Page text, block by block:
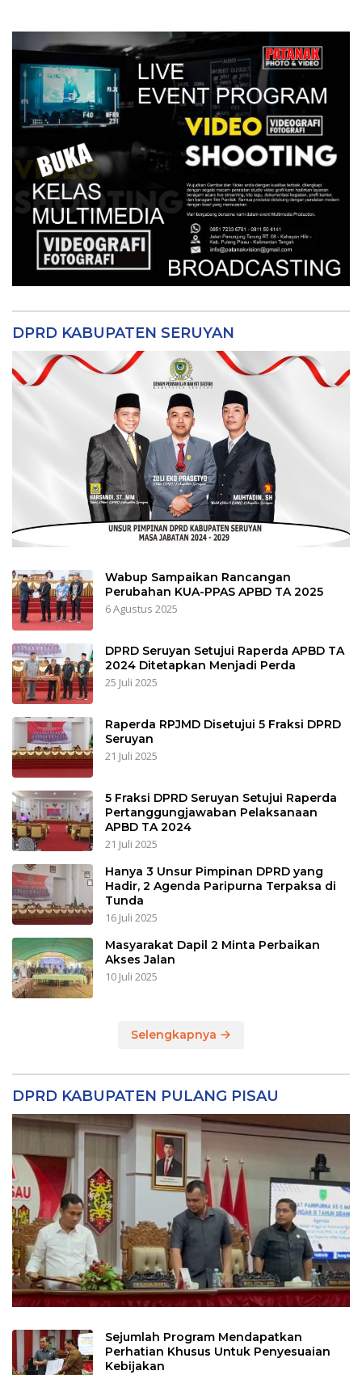
DPRD KABUPATEN SERUYAN
Wabup Sampaikan Rancangan
Perubahan KUA-PPAS APBD TA 2025
6 Agustus 2025
DPRD Seruyan Setujui Raperda APBD TA
2024 Ditetapkan Menjadi Perda
25 Juli 2025
Raperda RPJMD Disetujui 5 Fraksi DPRD
Seruyan
21 Juli 2025
5 Fraksi DPRD Seruyan Setujui Raperda
Pertanggungjawaban Pelaksanaan
APBD TA 2024
21 Juli 2025
Hanya 3 Unsur Pimpinan DPRD yang
Hadir, 2 Agenda Paripurna Terpaksa di
Tunda
16 Juli 2025
Masyarakat Dapil 2 Minta Perbaikan
Akses Jalan
10 Juli 2025
Selengkapnya
DPRD KABUPATEN PULANG PISAU
Sejumlah Program Mendapatkan
Perhatian Khusus Untuk Penyesuaian
Kebijakan